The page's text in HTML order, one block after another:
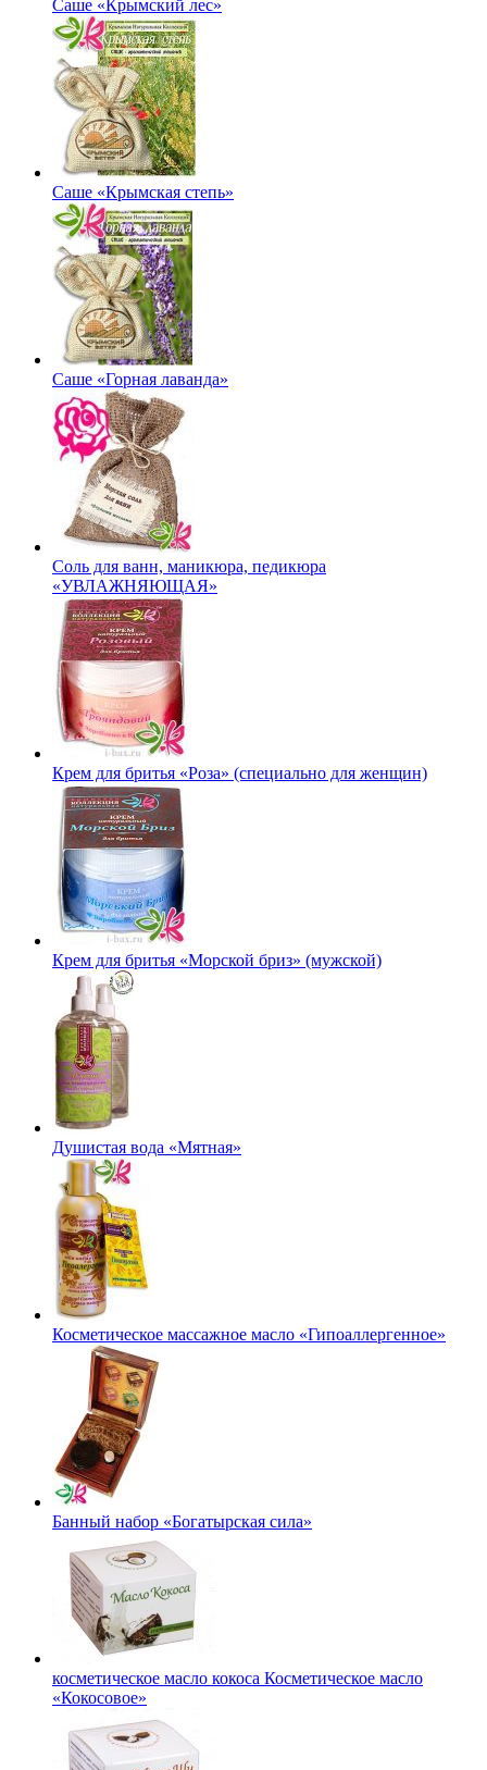
Саше «Крымский лес»
Саше «Крымская степь»
Саше «Горная лаванда»
Соль для ванн, маникюра, педикюра
«УВЛАЖНЯЮЩАЯ»
Крем для бритья «Роза» (специально для женщин)
Крем для бритья «Морской бриз» (мужской)
Душистая вода «Мятная»
Косметическое массажное масло «Гипоаллергенное»
Банный набор «Богатырская сила»
косметическое масло кокоса Косметическое масло
«Кокосовое»